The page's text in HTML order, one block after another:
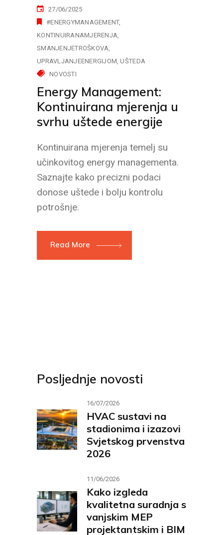
27/06/2025
#ENERGYMANAGEMENT
KONTINUIRANAMJERENJA
SMANJENJETROŠKOVA
UPRAVLJANJEENERGIJOM UŠTEDA
NOVOSTI
Energy Management:
Kontinuirana mjerenja u
svrhu uštede energije
Kontinuirana mjerenja temelj su
učinkovitog energy managementa.
Saznajte kako precizni podaci
donose uštede i bolju kontrolu
potrošnje.
Read More
Posljednje novosti
16/07/2026
HVAC sustavi na
stadionima i izazovi
Svjetskog prvenstva
2026
11/06/2026
Kako izgleda
kvalitetna suradnja s
vanjskim MEP
projektantskim i BIM